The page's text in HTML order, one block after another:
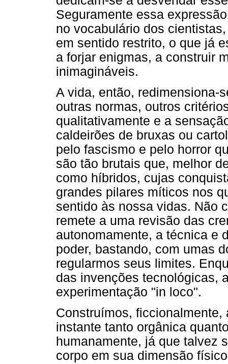
Seguramente essa
no vocabulário dos
em sentido restrito, o que já
a forjar enigmas, a construir
inimagináveis.
A vida, então, redimensiona-
outras normas, outros
qualitativamente e a
caldeirões de bruxas ou
pelo fascismo e pelo horror
são tão brutais que, melhor
como híbridos, cujas
grandes pilares míticos nos
sentido às nossa vidas. Não
remete a uma revisão das
autonomamente, a técnica e
poder, bastando, com umas
regularmos seus limites.
das invenções tecnológicas,
experimentação "in loco".
Construímos,
instante tanto orgânica
humanamente, já que talvez
corpo em sua dimensão